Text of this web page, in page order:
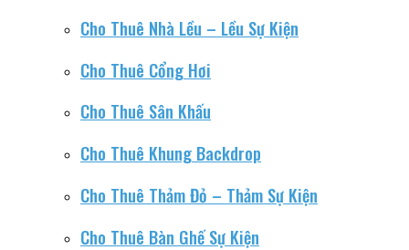
Cho Thuê Nhà Lều – Lều Sự Kiện
Cho Thuê Cổng Hơi
Cho Thuê Sân Khấu
Cho Thuê Khung Backdrop
Cho Thuê Thảm Đỏ – Thảm Sự Kiện
Cho Thuê Bàn Ghế Sự Kiện